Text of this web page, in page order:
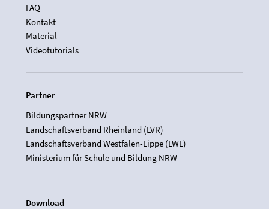
FAQ
Kontakt
Material
Videotutorials
Partner
Bildungspartner NRW
Landschaftsverband Rheinland (LVR)
Landschaftsverband Westfalen-Lippe (LWL)
Ministerium für Schule und Bildung NRW
Download